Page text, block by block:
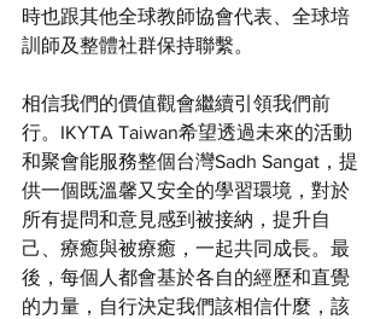
時也跟其他全球教師協會代表、全球培
訓師及整體社群保持聯繫。
相信我們的價值觀會繼續引領我們前
行。IKYTA Taiwan希望透過未來的活動
和聚會能服務整個台灣Sadh Sangat，提
供一個既溫馨又安全的學習環境，對於
所有提問和意見感到被接納，提升自
己、療癒與被療癒，一起共同成長。最
後，每個人都會基於各自的經歷和直覺
的力量，自行決定我們該相信什麼，該